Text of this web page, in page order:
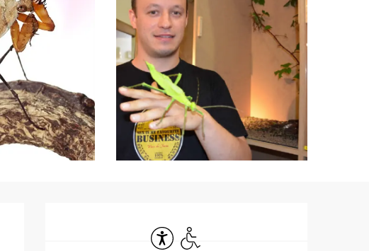
Ouverture et
AccessibilitéAccès handicapés